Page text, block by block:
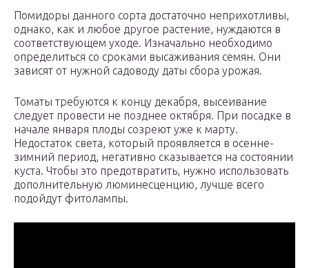
Помидоры данного сорта достаточно неприхотливы,
однако, как и любое другое растение, нуждаются в
соответствующем уходе. Изначально необходимо
определиться со сроками высаживания семян. Они
зависят от нужной садоводу даты сбора урожая.
Томаты требуются к концу декабря, высеивание
следует провести не позднее октября. При посадке в
начале января плоды созреют уже к марту.
Недостаток света, который проявляется в осенне-
зимний период, негативно сказывается на состоянии
куста. Чтобы это предотвратить, нужно использовать
дополнительную люминесценцию, лучше всего
подойдут фитолампы.